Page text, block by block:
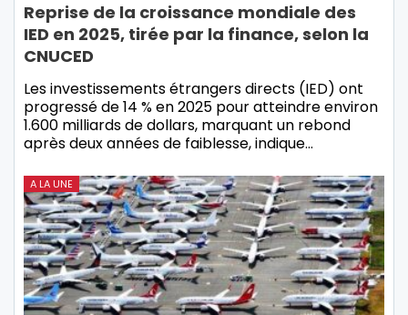
Reprise de la croissance mondiale des
IED en 2025, tirée par la finance, selon la
CNUCED
Les investissements étrangers directs (IED) ont
progressé de 14 % en 2025 pour atteindre environ
1.600 milliards de dollars, marquant un rebond
après deux années de faiblesse, indique…
A LA UNE